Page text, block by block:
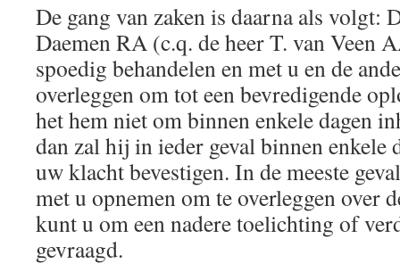
De gang van zaken is daarna als volgt:
Daemen RA (c.q. de heer T. van Veen
spoedig behandelen en met u en de
overleggen om tot een bevredigende
het hem niet om binnen enkele dagen
dan zal hij in ieder geval binnen enkele
uw klacht bevestigen. In de meeste
met u opnemen om te overleggen over
kunt u om een nadere toelichting of
gevraagd.